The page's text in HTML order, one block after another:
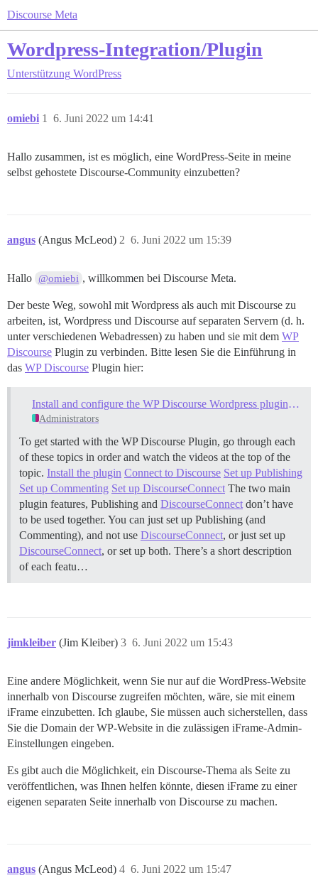
Discourse Meta
Wordpress-Integration/Plugin
Unterstützung WordPress
omiebi 6. Juni 2022 um 14:41
1
Hallo zusammen, ist es möglich, eine WordPress-Seite in meine
selbst gehostete Discourse-Community einzubetten?
angus (Angus McLeod) 6. Juni 2022 um 15:39
2
Hallo @omiebi , willkommen bei Discourse Meta.
Der beste Weg, sowohl mit Wordpress als auch mit Discourse zu
arbeiten, ist, Wordpress und Discourse auf separaten Servern (d. h.
unter verschiedenen Webadressen) zu haben und sie mit dem WP
Discourse Plugin zu verbinden. Bitte lesen Sie die Einführung in
das WP Discourse Plugin hier:
Install and configure the WP Discourse Wordpress plugin for Discourse
Administrators
To get started with the WP Discourse Plugin, go through each
of these topics in order and watch the videos at the top of the
topic. Install the plugin Connect to Discourse Set up Publishing
Set up Commenting Set up DiscourseConnect The two main
plugin features, Publishing and DiscourseConnect don’t have
to be used together. You can just set up Publishing (and
Commenting), and not use DiscourseConnect, or just set up
DiscourseConnect, or set up both. There’s a short description
of each featu…
jimkleiber (Jim Kleiber) 6. Juni 2022 um 15:43
3
Eine andere Möglichkeit, wenn Sie nur auf die WordPress-Website
innerhalb von Discourse zugreifen möchten, wäre, sie mit einem
iFrame einzubetten. Ich glaube, Sie müssen auch sicherstellen, dass
Sie die Domain der WP-Website in die zulässigen iFrame-Admin-
Einstellungen eingeben.
Es gibt auch die Möglichkeit, ein Discourse-Thema als Seite zu
veröffentlichen, was Ihnen helfen könnte, diesen iFrame zu einer
eigenen separaten Seite innerhalb von Discourse zu machen.
angus (Angus McLeod) 6. Juni 2022 um 15:47
4